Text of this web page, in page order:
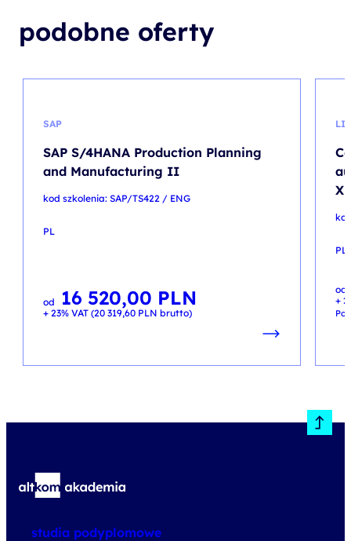
podobne oferty
SAP
SAP S/4HANA Production Planning
and Manufacturing II
kod szkolenia: SAP/TS422 / ENG
PL
od 16 520,00 PLN
+ 23% VAT (20 319,60 PLN brutto)
PL
od
5
5
+
studia podyplomowe